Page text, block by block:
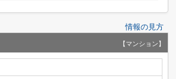
情報の見方
【マンション】